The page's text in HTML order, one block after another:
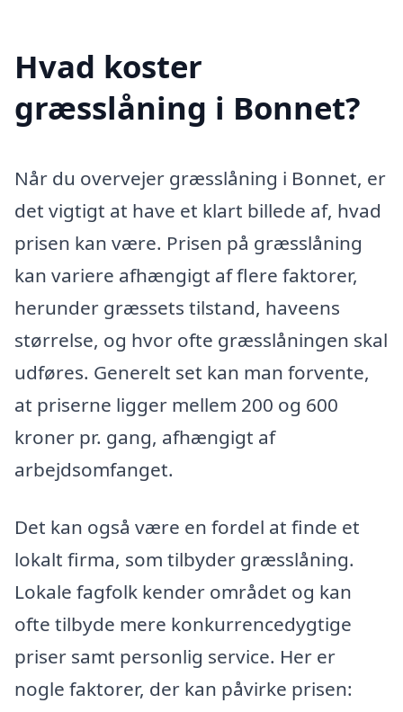
Hvad koster
græsslåning i Bonnet?
Når du overvejer græsslåning i Bonnet, er
det vigtigt at have et klart billede af, hvad
prisen kan være. Prisen på græsslåning
kan variere afhængigt af flere faktorer,
herunder græssets tilstand, haveens
størrelse, og hvor ofte græsslåningen skal
udføres. Generelt set kan man forvente,
at priserne ligger mellem 200 og 600
kroner pr. gang, afhængigt af
arbejdsomfanget.
Det kan også være en fordel at finde et
lokalt firma, som tilbyder græsslåning.
Lokale fagfolk kender området og kan
ofte tilbyde mere konkurrencedygtige
priser samt personlig service. Her er
nogle faktorer, der kan påvirke prisen: